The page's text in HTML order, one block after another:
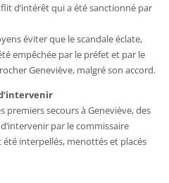
d’intérêt qui a été sanctionné par
éviter que le scandale éclate,
empêchée par le préfet et par le
Geneviève, malgré son accord.
premiers secours à Geneviève, des
par le commissaire
été interpellés, menottés et placés